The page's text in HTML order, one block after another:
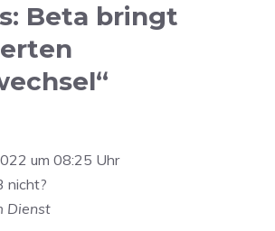
Beta bringt
um 08:25 Uhr
nicht?
Dienst